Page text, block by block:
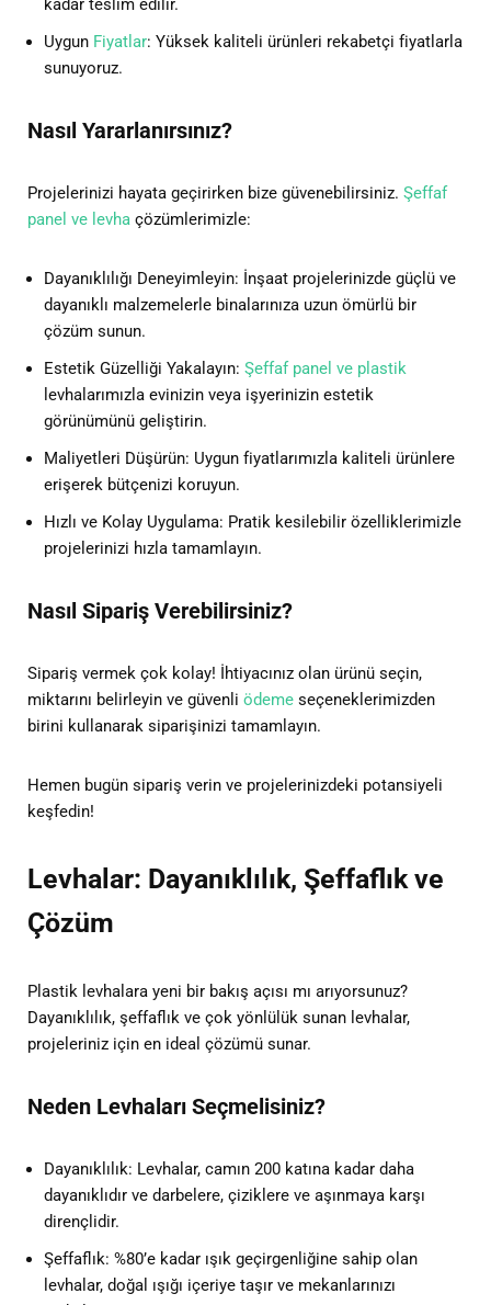
kadar teslim edilir.
Uygun Fiyatlar: Yüksek kaliteli ürünleri rekabetçi fiyatlarla
sunuyoruz.
Nasıl Yararlanırsınız?
Projelerinizi hayata geçirirken bize güvenebilirsiniz. Şeffaf
panel ve levha çözümlerimizle:
Dayanıklılığı Deneyimleyin: İnşaat projelerinizde güçlü ve
dayanıklı malzemelerle binalarınıza uzun ömürlü bir
çözüm sunun.
Estetik Güzelliği Yakalayın: Şeffaf panel ve plastik
levhalarımızla evinizin veya işyerinizin estetik
görünümünü geliştirin.
Maliyetleri Düşürün: Uygun fiyatlarımızla kaliteli ürünlere
erişerek bütçenizi koruyun.
Hızlı ve Kolay Uygulama: Pratik kesilebilir özelliklerimizle
projelerinizi hızla tamamlayın.
Nasıl Sipariş Verebilirsiniz?
Sipariş vermek çok kolay! İhtiyacınız olan ürünü seçin,
miktarını belirleyin ve güvenli ödeme seçeneklerimizden
birini kullanarak siparişinizi tamamlayın.
Hemen bugün sipariş verin ve projelerinizdeki potansiyeli
keşfedin!
Levhalar: Dayanıklılık, Şeffaflık ve
Çözüm
Plastik levhalara yeni bir bakış açısı mı arıyorsunuz?
Dayanıklılık, şeffaflık ve çok yönlülük sunan levhalar,
projeleriniz için en ideal çözümü sunar.
Neden Levhaları Seçmelisiniz?
Dayanıklılık: Levhalar, camın 200 katına kadar daha
dayanıklıdır ve darbelere, çiziklere ve aşınmaya karşı
dirençlidir.
Şeffaflık: %80’e kadar ışık geçirgenliğine sahip olan
levhalar, doğal ışığı içeriye taşır ve mekanlarınızı